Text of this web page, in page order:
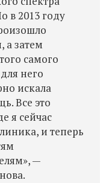
в 2013 году
а затем
самого
него
искала
Все это
я сейчас
и теперь
—